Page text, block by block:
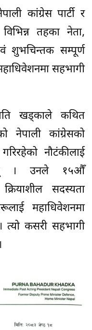
कांग्रेस पार्टी र
तहका नेता,
शुभचिन्तक सम्पूर्ण
सहभागी
खड्काले कथित
नेपाली कांग्रेसको
नौटंकीलाई
छन् । उनले १५औँ
सदस्यता
महाधिवेशनमा
कसरी सहभागी